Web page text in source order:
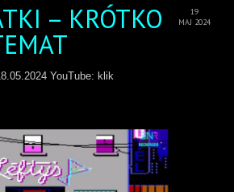
19
MAJ 2024
– KRÓTKO
YouTube: klik